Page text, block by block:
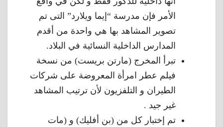
الأمر فإن مدرسة “إيما ويلارد” التى تم
تصوير المشاهد بها هي واحدة من أقدم
المدارس الداخلية النسائية في البلاد.
تبرأ المخرج (مارتن بريست) من نسخة
فيلم عطر امرأة المعروضة على شركات
الطيران و التلفزيون لأن ترتيب المشاهد
غير جيد .
تم إختبار كل من (بن أفليك) و (مات